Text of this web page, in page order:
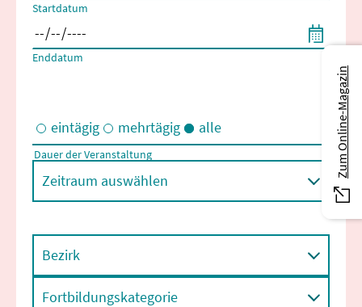
Startdatum
Enddatum
Eintägige und/oder mehrtägige Veranstaltungen
eintägig mehrtägig alle
Dauer der Veranstaltung
Zeitraum auswählen
Bezirk
Fortbildungskategorie
Zum Online-Magazin